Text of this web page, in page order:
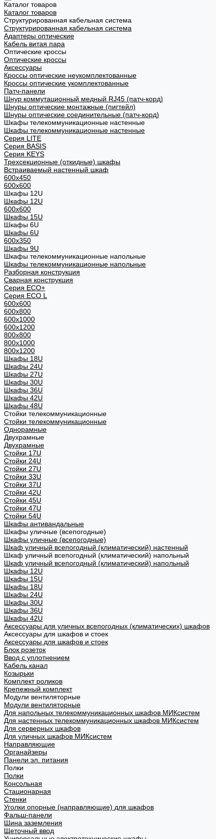
Каталог товаров
Каталог товаров
Структурированная кабельная система
Структурированная кабельная система
Адаптеры оптические
Кабель витая пара
Оптические кроссы
Оптические кроссы
Аксессуары
Кроссы оптические неукомплектованные
Кроссы оптические укомплектованные
Патч-панели
Шнур коммутационный медный RJ45 (патч-корд)
Шнуры оптические монтажные (пигтейл)
Шнуры оптические соединительные (патч-корд)
Шкафы телекоммуникационные настенные
Шкафы телекоммуникационные настенные
Cерия LITE
Cерия BASIS
Cерия KEYS
Трехсекционные (откидные) шкафы
Встраиваемый настенный шкаф
600x450
600x600
Шкафы 12U
Шкафы 12U
600x600
Шкафы 15U
Шкафы 6U
Шкафы 6U
600x350
Шкафы 9U
Шкафы телекоммуникационные напольные
Шкафы телекоммуникационные напольные
Разборная конструкция
Сварная конструкция
Серия ECO+
Серия ECO L
600x600
600x800
600х1000
600х1200
800x800
800х1000
800х1200
Шкафы 18U
Шкафы 24U
Шкафы 27U
Шкафы 30U
Шкафы 36U
Шкафы 42U
Шкафы 48U
Стойки телекоммуникационные
Стойки телекоммуникационные
Однорамные
Двухрамные
Двухрамные
Стойки 17U
Стойки 24U
Стойки 27U
Стойки 33U
Стойки 37U
Стойки 42U
Стойки 45U
Стойки 47U
Стойки 54U
Шкафы антивандальные
Шкафы уличные (всепогодные)
Шкафы уличные (всепогодные)
Шкаф уличный всепогодный (климатический) настенный
Шкаф уличный всепогодный (климатический) напольный
Шкаф уличный всепогодный (климатический) напольный
Шкафы 12U
Шкафы 15U
Шкафы 18U
Шкафы 24U
Шкафы 30U
Шкафы 36U
Шкафы 42U
Аксессуары для уличных всепогодных (климатических) шкафов
Аксессуары для шкафов и стоек
Аксессуары для шкафов и стоек
Блок розеток
Ввод с уплотнением
Кабель канал
Козырьки
Комплект роликов
Крепежный комплект
Модули вентиляторные
Модули вентиляторные
Для напольных телекоммуникационных шкафов МИКсистем
Для настенных телекоммуникационных шкафов МИКсистем
Для серверных шкафов
Для уличных шкафов МИКсистем
Направляющие
Органайзеры
Панели эл. питания
Полки
Полки
Консольная
Стационарная
Стенки
Уголки опорные (направляющие) для шкафов
Фальш-панели
Шина заземления
Щеточный ввод